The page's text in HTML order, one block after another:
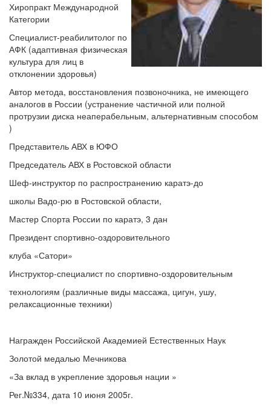
Хиропракт Международной
Категории
Специалист-реабилитолог по
АФК (адаптивная физическая
культура для лиц в
отклонении здоровья)
Автор метода, восстановления позвоночника, не имеющего
аналогов в России (устранение частичной или полной
протрузии диска неаперабельным, альтернативным способом
)
Представитель АВХ в ЮФО
Председатель АВХ в Ростовской области
Шеф-инструктор по распространению каратэ-до
школы Вадо-рю в Ростовской области,
Мастер Спорта России по каратэ, 3 дан
Президент спортивно-оздоровительного
клуба «Сатори»
Инструктор-специалист по спортивно-оздоровительным
технологиям (различные виды массажа, цигун, ушу,
релаксационные техники)
Награжден Российской Академией Естественных Наук
Золотой медалью Мечникова
«За вклад в укрепление здоровья нации »
Рег.№334, дата 10 июня 2005г.